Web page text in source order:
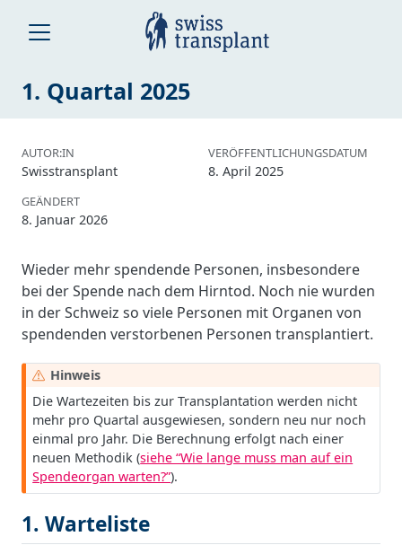
1. Quartal 2025
AUTOR:IN
Swisstransplant
VERÖFFENTLICHUNGSDATUM
8. April 2025
GEÄNDERT
8. Januar 2026
Wieder mehr spendende Personen, insbesondere
bei der Spende nach dem Hirntod. Noch nie wurden
in der Schweiz so viele Personen mit Organen von
spendenden verstorbenen Personen transplantiert.
W
a
r
g
Hinweis
Die Wartezeiten bis zur Transplantation werden nicht
mehr pro Quartal ausgewiesen, sondern neu nur noch
einmal pro Jahr. Die Berechnung erfolgt nach einer
neuen Methodik (siehe “Wie lange muss man auf ein
Spendeorgan warten?”).
1. Warteliste